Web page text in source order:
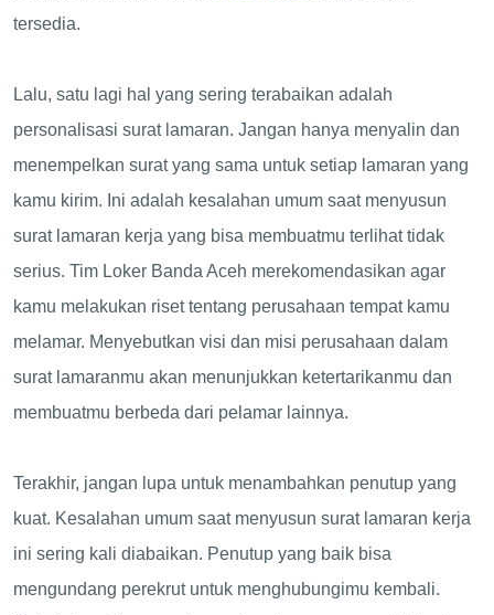
tersedia.
Lalu, satu lagi hal yang sering terabaikan adalah
personalisasi surat lamaran. Jangan hanya menyalin dan
menempelkan surat yang sama untuk setiap lamaran yang
kamu kirim. Ini adalah kesalahan umum saat menyusun
surat lamaran kerja yang bisa membuatmu terlihat tidak
serius. Tim Loker Banda Aceh merekomendasikan agar
kamu melakukan riset tentang perusahaan tempat kamu
melamar. Menyebutkan visi dan misi perusahaan dalam
surat lamaranmu akan menunjukkan ketertarikanmu dan
membuatmu berbeda dari pelamar lainnya.
Terakhir, jangan lupa untuk menambahkan penutup yang
kuat. Kesalahan umum saat menyusun surat lamaran kerja
ini sering kali diabaikan. Penutup yang baik bisa
mengundang perekrut untuk menghubungimu kembali.